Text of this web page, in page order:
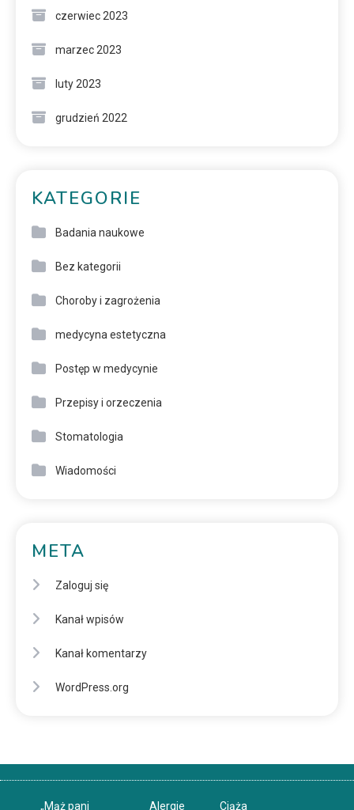
czerwiec 2023
marzec 2023
luty 2023
grudzień 2022
KATEGORIE
Badania naukowe
Bez kategorii
Choroby i zagrożenia
medycyna estetyczna
Postęp w medycynie
Przepisy i orzeczenia
Stomatologia
Wiadomości
META
Zaloguj się
Kanał wpisów
Kanał komentarzy
WordPress.org
„Mąż pani Alergie Ciąża